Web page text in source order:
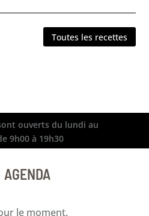
Toutes les recettes
ouverts du lundi au
9h00 à 19h30
AGENDA
le moment.